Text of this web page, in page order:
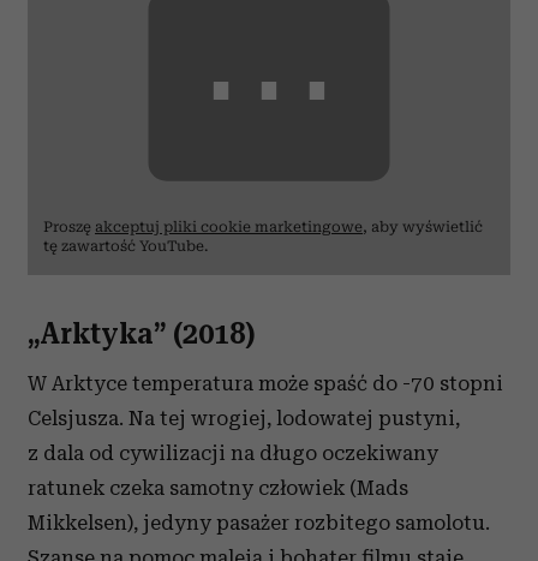
⋯
Proszę akceptuj pliki cookie marketingowe, aby wyświetlić
tę zawartość YouTube.
„Arktyka” (2018)
W Arktyce temperatura może spaść do -70 stopni
Celsjusza. Na tej wrogiej, lodowatej pustyni,
z dala od cywilizacji na długo oczekiwany
ratunek czeka samotny człowiek (Mads
Mikkelsen), jedyny pasażer rozbitego samolotu.